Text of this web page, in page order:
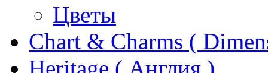
Цветы
Chart & Charms (